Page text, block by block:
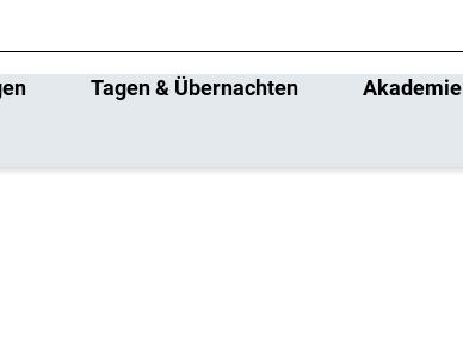
Tagen & Übernachten Akademie